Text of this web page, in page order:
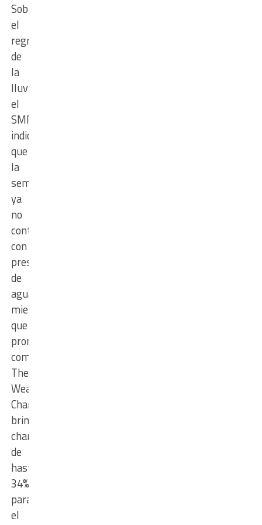
Sobre
el
regreso
de
la
lluvia,
el
SMN
indica
que
la
semana
ya
no
contará
con
presencia
de
agua,
mientras
que
pronósticos
como
The
Weather
Channel
brindan
chances
de
hasta
34%
para
el